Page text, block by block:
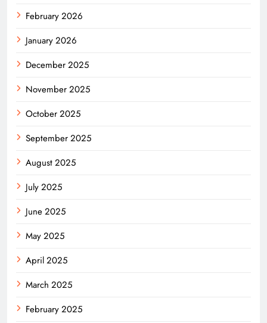
February 2026
January 2026
December 2025
November 2025
October 2025
September 2025
August 2025
July 2025
June 2025
May 2025
April 2025
March 2025
February 2025